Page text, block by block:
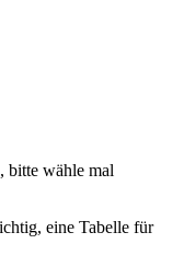
bitte wähle mal
eine Tabelle für